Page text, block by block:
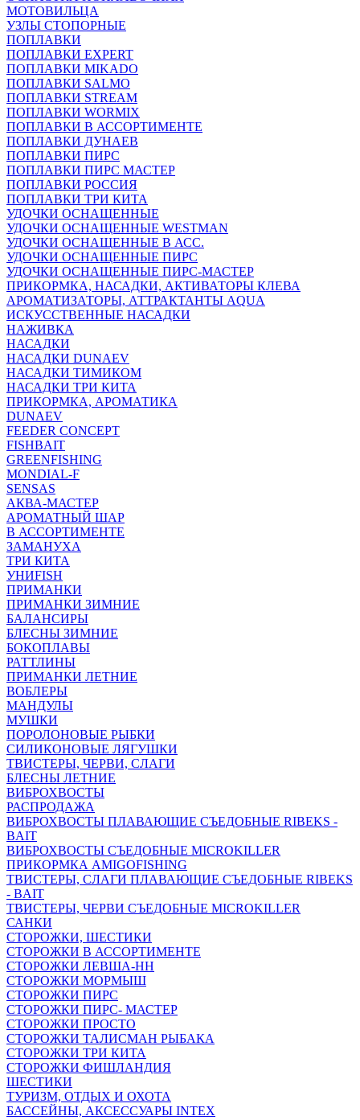
МОТОВИЛЬЦА
УЗЛЫ СТОПОРНЫЕ
ПОПЛАВКИ
ПОПЛАВКИ EXPERT
ПОПЛАВКИ MIKADO
ПОПЛАВКИ SALMO
ПОПЛАВКИ STREAM
ПОПЛАВКИ WORMIX
ПОПЛАВКИ В АССОРТИМЕНТЕ
ПОПЛАВКИ ДУНАЕВ
ПОПЛАВКИ ПИРС
ПОПЛАВКИ ПИРС МАСТЕР
ПОПЛАВКИ РОССИЯ
ПОПЛАВКИ ТРИ КИТА
УДОЧКИ ОСНАЩЕННЫЕ
УДОЧКИ ОСНАЩЕННЫЕ WESTMAN
УДОЧКИ ОСНАЩЕННЫЕ В АСС.
УДОЧКИ ОСНАЩЕННЫЕ ПИРС
УДОЧКИ ОСНАЩЕННЫЕ ПИРС-МАСТЕР
ПРИКОРМКА, НАСАДКИ, АКТИВАТОРЫ КЛЕВА
АРОМАТИЗАТОРЫ, АТТРАКТАНТЫ AQUA
ИСКУССТВЕННЫЕ НАСАДКИ
НАЖИВКА
НАСАДКИ
НАСАДКИ DUNAEV
НАСАДКИ ТИМИКОМ
НАСАДКИ ТРИ КИТА
ПРИКОРМКА, АРОМАТИКА
DUNAEV
FEEDER CONCEPT
FISHBAIT
GREENFISHING
MONDIAL-F
SENSAS
АКВА-МАСТЕР
АРОМАТНЫЙ ШАР
В АССОРТИМЕНТЕ
ЗАМАНУХА
ТРИ КИТА
УНИFISH
ПРИМАНКИ
ПРИМАНКИ ЗИМНИЕ
БАЛАНСИРЫ
БЛЕСНЫ ЗИМНИЕ
БОКОПЛАВЫ
РАТТЛИНЫ
ПРИМАНКИ ЛЕТНИЕ
ВОБЛЕРЫ
МАНДУЛЫ
МУШКИ
ПОРОЛОНОВЫЕ РЫБКИ
СИЛИКОНОВЫЕ ЛЯГУШКИ
ТВИСТЕРЫ, ЧЕРВИ, СЛАГИ
БЛЕСНЫ ЛЕТНИЕ
ВИБРОХВОСТЫ
РАСПРОДАЖА
ВИБРОХВОСТЫ ПЛАВАЮЩИЕ СЪЕДОБНЫЕ RIBEKS -
BAIT
ВИБРОХВОСТЫ СЪЕДОБНЫЕ MICROKILLER
ПРИКОРМКА AMIGOFISHING
ТВИСТЕРЫ, СЛАГИ ПЛАВАЮЩИЕ СЪЕДОБНЫЕ RIBEKS
- BAIT
ТВИСТЕРЫ, ЧЕРВИ СЪЕДОБНЫЕ MICROKILLER
САНКИ
СТОРОЖКИ, ШЕСТИКИ
СТОРОЖКИ В АССОРТИМЕНТЕ
СТОРОЖКИ ЛЕВША-НН
СТОРОЖКИ МОРМЫШ
СТОРОЖКИ ПИРС
СТОРОЖКИ ПИРС- МАСТЕР
СТОРОЖКИ ПРОСТО
СТОРОЖКИ ТАЛИСМАН РЫБАКА
СТОРОЖКИ ТРИ КИТА
СТОРОЖКИ ФИШЛАНДИЯ
ШЕСТИКИ
ТУРИЗМ, ОТДЫХ И ОХОТА
БАССЕЙНЫ, АКСЕССУАРЫ INTEX